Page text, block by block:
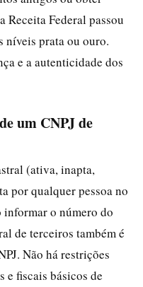
Federal passou
níveis prata ou ouro.
e a autenticidade dos
um CNPJ de
(ativa, inapta,
por qualquer pessoa no
informar o número do
de terceiros também é
Não há restrições
e fiscais básicos de